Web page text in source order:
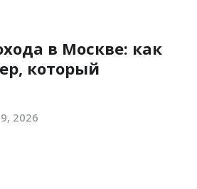
в Москве: как
который
2026